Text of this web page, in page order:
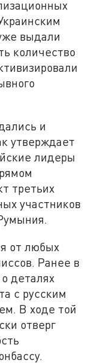
выдали
количество
и
утверждает
лидеры
третьих
участников
от любых
Ранее в
деталях
с русским
В ходе той
отверг